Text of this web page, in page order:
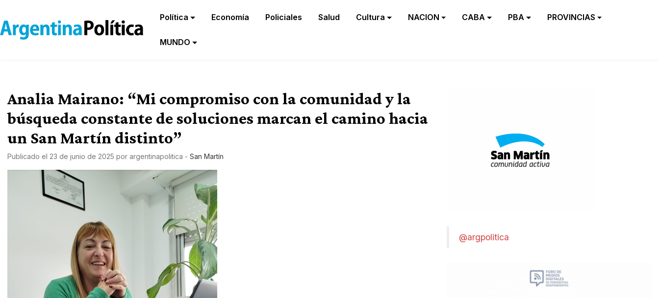
Política Economía Policiales Salud Cultura NACION CABA PBA PROVINCIAS
MUNDO
Analia Mairano: “Mi compromiso con la comunidad y la
búsqueda constante de soluciones marcan el camino hacia
un San Martín distinto”
Publicado el 23 de junio de 2025 por argentinapolitica - San Martín
@argpolitica